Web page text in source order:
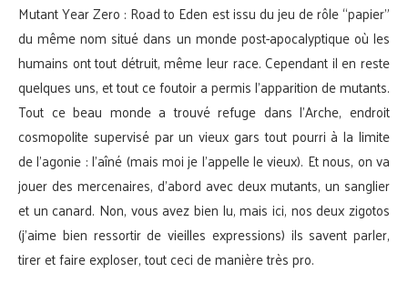
Mutant Year Zero : Road to Eden est issu du jeu de rôle “papier”
du même nom situé dans un monde post-apocalyptique où les
humains ont tout détruit, même leur race. Cependant il en reste
quelques uns, et tout ce foutoir a permis l’apparition de mutants.
Tout ce beau monde a trouvé refuge dans l’Arche, endroit
cosmopolite supervisé par un vieux gars tout pourri à la limite
de l’agonie : l’aîné (mais moi je l’appelle le vieux). Et nous, on va
jouer des mercenaires, d’abord avec deux mutants, un sanglier
et un canard. Non, vous avez bien lu, mais ici, nos deux zigotos
(j’aime bien ressortir de vieilles expressions) ils savent parler,
tirer et faire exploser, tout ceci de manière très pro.